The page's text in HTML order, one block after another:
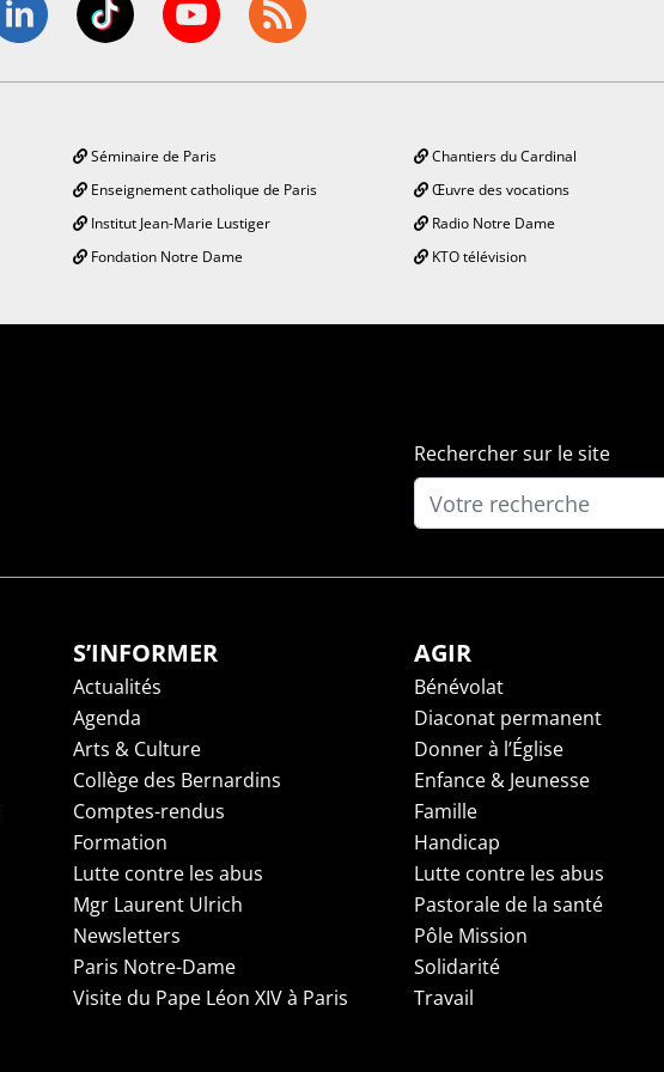
Séminaire de Paris
Enseignement catholique de Paris
Institut Jean-Marie Lustiger
Fondation Notre Dame
Chantiers du Cardinal
Œuvre des vocations
Radio Notre Dame
KTO télévision
Rechercher sur le site
S’INFORMER
Actualités
Agenda
Arts & Culture
Collège des Bernardins
Comptes-rendus
Formation
Lutte contre les abus
Mgr Laurent Ulrich
Newsletters
Paris Notre-Dame
Visite du Pape Léon XIV à Paris
AGIR
Bénévolat
Diaconat permanent
Donner à l’Église
Enfance & Jeunesse
Famille
Handicap
Lutte contre les abus
Pastorale de la santé
Pôle Mission
Solidarité
Travail